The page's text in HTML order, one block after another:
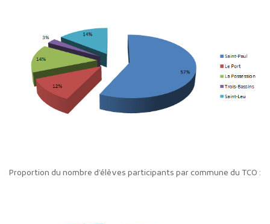
Proportion du nombre d’élèves participants par commune du TCO :